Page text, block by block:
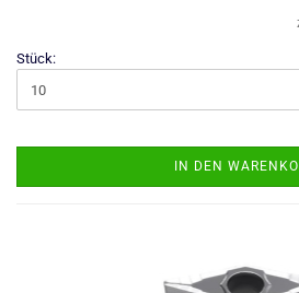
Stück:
IN DEN